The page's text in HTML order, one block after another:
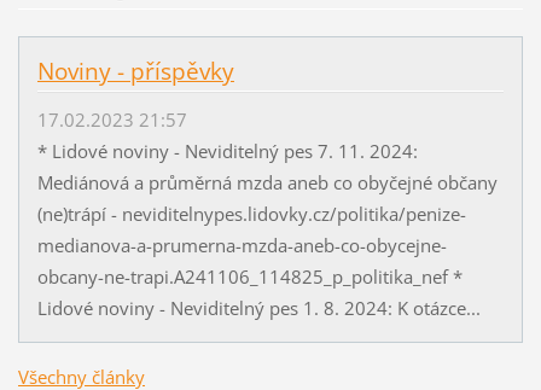
Noviny - příspěvky
17.02.2023 21:57
* Lidové noviny - Neviditelný pes 7. 11. 2024:
Mediánová a průměrná mzda aneb co obyčejné občany
(ne)trápí - neviditelnypes.lidovky.cz/politika/penize-
medianova-a-prumerna-mzda-aneb-co-obycejne-
obcany-ne-trapi.A241106_114825_p_politika_nef *
Lidové noviny - Neviditelný pes 1. 8. 2024: K otázce...
Všechny články